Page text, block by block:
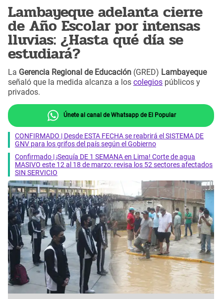
Lambayeque adelanta cierre
de Año Escolar por intensas
lluvias: ¿Hasta qué día se
estudiará?
La Gerencia Regional de Educación (GRED) Lambayeque
señaló que la medida alcanza a los colegios públicos y
privados.
Únete al canal de Whatsapp de El Popular
CONFIRMADO | Desde ESTA FECHA se reabrirá el SISTEMA DE
GNV para los grifos del país según el Gobierno
Confirmado | ¡Sequía DE 1 SEMANA en Lima! Corte de agua
MASIVO este 12 al 18 de marzo: revisa los 52 sectores afectados
SIN SERVICIO